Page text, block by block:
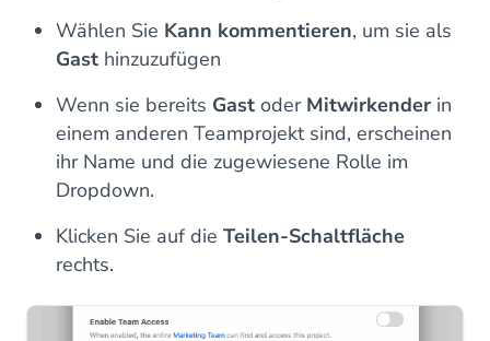
Wählen Sie Kann kommentieren, um sie als
Gast hinzuzufügen
Wenn sie bereits Gast oder Mitwirkender in
einem anderen Teamprojekt sind, erscheinen
ihr Name und die zugewiesene Rolle im
Dropdown.
Klicken Sie auf die Teilen-Schaltfläche
rechts.